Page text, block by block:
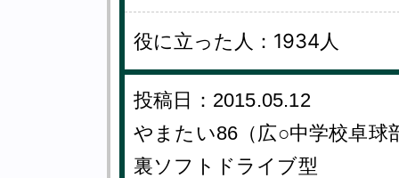
役に立った人：1934人
投稿日：2015.05.12
やまたい86（広○中学校卓球
裏ソフトドライブ型